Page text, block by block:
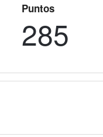
Puntos
285